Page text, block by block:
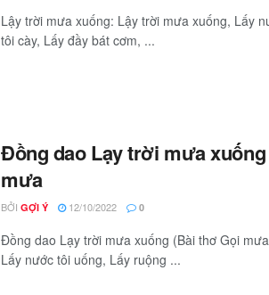
Lậy trời mưa xuống: Lậy trời mưa xuống, Lấy
tôi cày, Lấy đầy bát cơm, ...
Đồng dao Lạy trời mưa
mưa
BỞI GỢI Ý 12/10/2022 0
Đồng dao Lạy trời mưa xuống (Bài thơ Gọi
Lấy nước tôi uống, Lấy ruộng ...